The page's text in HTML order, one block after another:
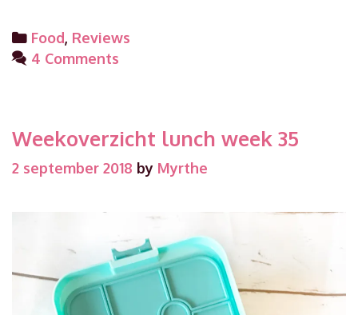
stroopwafel
van
Categories
Food, Reviews
4 Comments
Weekoverzicht lunch week 35
2 september 2018 by Myrthe